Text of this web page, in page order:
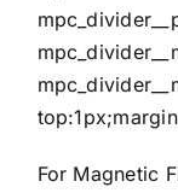
For Magnetic